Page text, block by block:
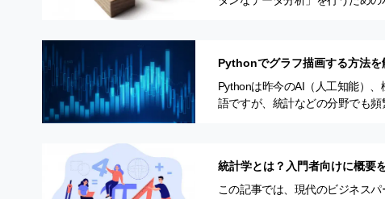
Pythonでグラフ描画する方法
Pythonは昨今のAI（人工知能）
語ですが、統計などの分野でも
統計学とは？入門者向けに概要
この記事では、現代のビジネス